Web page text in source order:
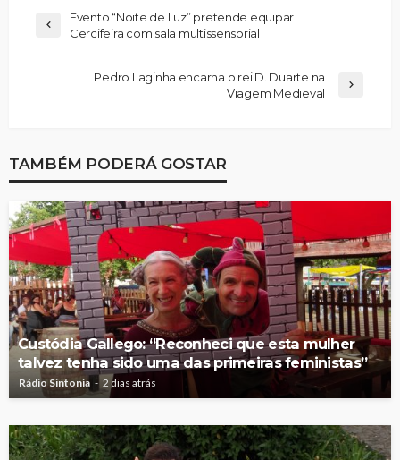
Evento “Noite de Luz” pretende equipar
Cercifeira com sala multissensorial
Pedro Laginha encarna o rei D. Duarte na
Viagem Medieval
TAMBÉM PODERÁ GOSTAR
Custódia Gallego: “Reconheci que esta mulher
talvez tenha sido uma das primeiras feministas”
Rádio Sintonia 2 dias atrás